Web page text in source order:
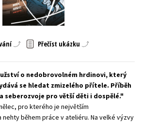
Zahraniční literatura
Přečíst ukázku
o nedobrovolném hrdinovi, který
se hledat zmizelého přítele. Příběh
seberozvoje pro větší děti i dospělé.
pro kterého je největším
během práce v ateliéru. Na velké výzvy